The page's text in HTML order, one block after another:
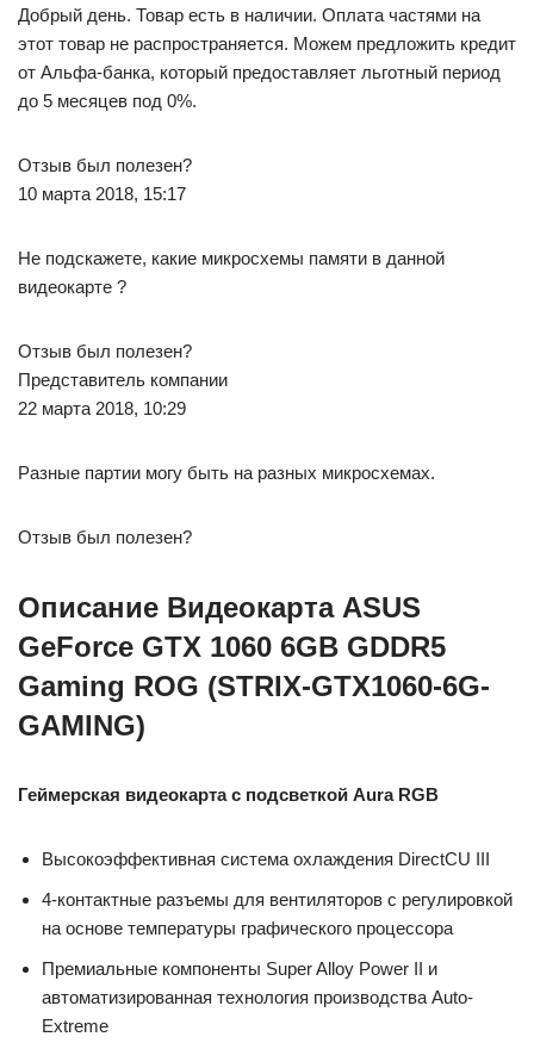
Добрый день. Товар есть в наличии. Оплата частями на
этот товар не распространяется. Можем предложить кредит
от Альфа-банка, который предоставляет льготный период
до 5 месяцев под 0%.
Отзыв был полезен?
10 марта 2018, 15:17
Не подскажете, какие микросхемы памяти в данной
видеокарте ?
Отзыв был полезен?
Представитель компании
22 марта 2018, 10:29
Разные партии могу быть на разных микросхемах.
Отзыв был полезен?
Описание Видеокарта ASUS
GeForce GTX 1060 6GB GDDR5
Gaming ROG (STRIX-GTX1060-6G-
GAMING)
Геймерская видеокарта с подсветкой Aura RGB
Высокоэффективная система охлаждения DirectCU III
4-контактные разъемы для вентиляторов с регулировкой
на основе температуры графического процессора
Премиальные компоненты Super Alloy Power II и
автоматизированная технология производства Auto-
Extreme